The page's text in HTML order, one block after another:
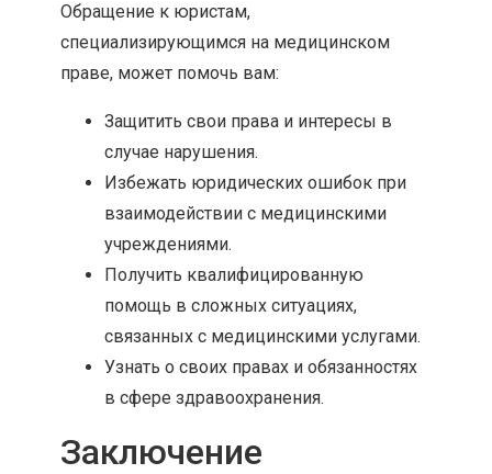
Обращение к юристам,
специализирующимся на медицинском
праве, может помочь вам:
Защитить свои права и интересы в
случае нарушения.
Избежать юридических ошибок при
взаимодействии с медицинскими
учреждениями.
Получить квалифицированную
помощь в сложных ситуациях,
связанных с медицинскими услугами.
Узнать о своих правах и обязанностях
в сфере здравоохранения.
Заключение